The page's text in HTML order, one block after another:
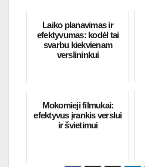
Laiko planavimas ir
efektyvumas: kodėl tai
svarbu kiekvienam
verslininkui
Mokomieji filmukai:
efektyvus įrankis verslui
ir švietimui